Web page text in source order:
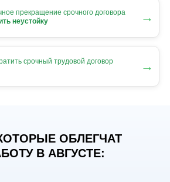
прекращение срочного договора
неустойку →
срочный трудовой договор
→
ОБЛЕГЧАТ
В АВГУСТЕ: